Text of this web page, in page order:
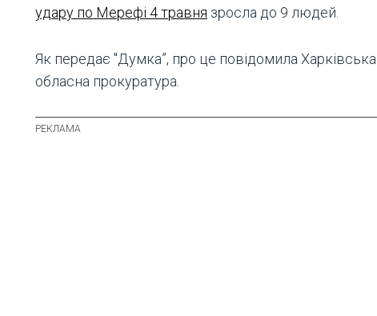
удару по Мерефі 4 травня зросла до 9 людей.
Як передає "Думка”, про це повідомила Харківська
обласна прокуратура.